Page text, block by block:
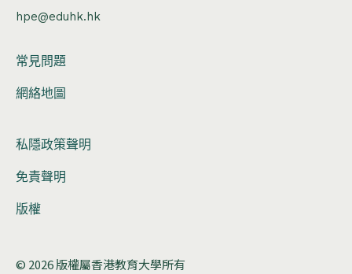
hpe@eduhk.hk
常見問題
網絡地圖
私隱政策聲明
免責聲明
版權
© 2026 版權屬香港教育大學所有